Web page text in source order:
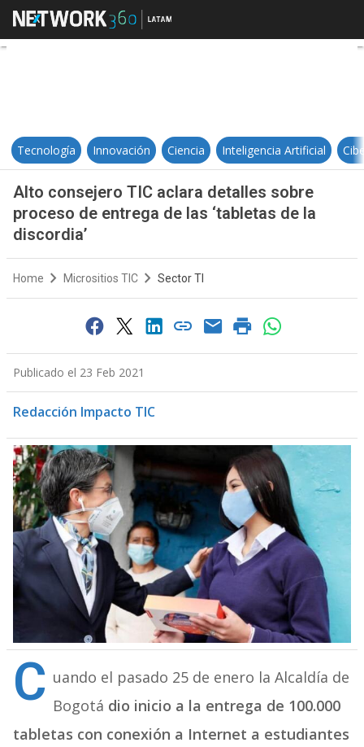
Alto consejero TIC aclara
Tecnología Innovación Ciencia Inteligencia Artificial
Alto consejero TIC aclara detalles sobre
proceso de entrega de las ‘tabletas de la
discordia’
Home Micrositios TIC Sector TI
Publicado el 23 Feb 2021
Redacción Impacto TIC
C uando el pasado 25 de enero la Alcaldía de
Bogotá dio inicio a la entrega de 100.000
tabletas con conexión a Internet a estudiantes